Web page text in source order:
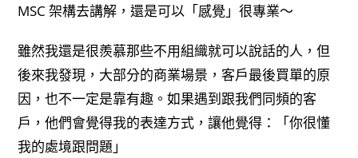
MSC 架構去講解，還是可以「感覺」很專業～
雖然我還是很羨慕那些不用組織就可以說話的人，但
後來我發現，大部分的商業場景，客戶最後買單的原
因，也不一定是靠有趣。如果遇到跟我們同頻的客
戶，他們會覺得我的表達方式，讓他覺得：「你很懂
我的處境跟問題」